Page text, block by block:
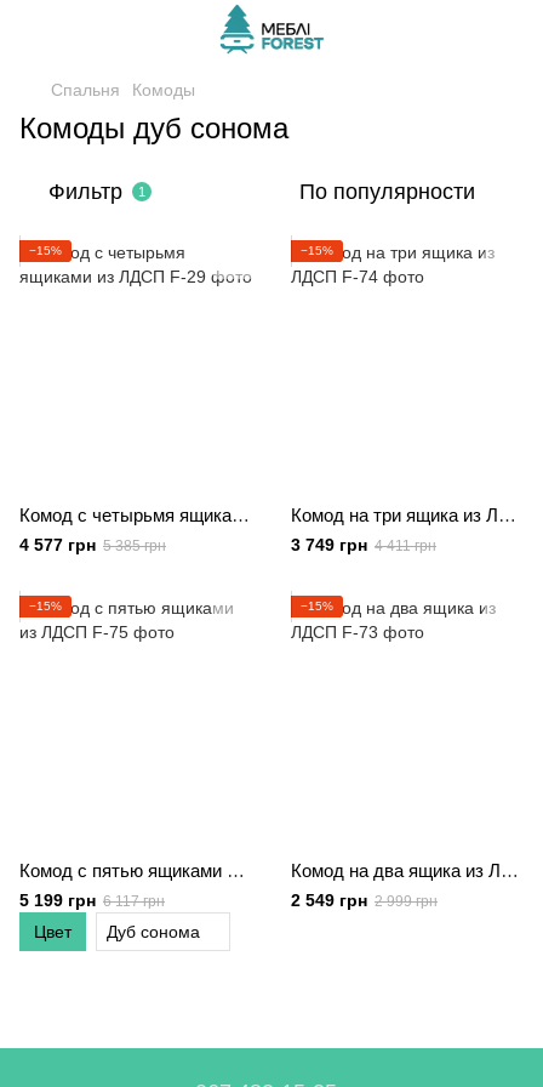
Спальня Комоды
Комоды дуб сонома
Фильтр 1 По популярности
−15%
Комод с четырьмя ящиками из ЛДСП
4 577 грн 5 385 грн
−15%
Комод на три ящика из ЛДСП
3 749 грн 4 411 грн
−15%
Комод с пятью ящиками из ЛДСП
5 199 грн 6 117 грн
−15%
Комод на два ящика из ЛДСП
2 549 грн 2 999 грн
Цвет Дуб сонома